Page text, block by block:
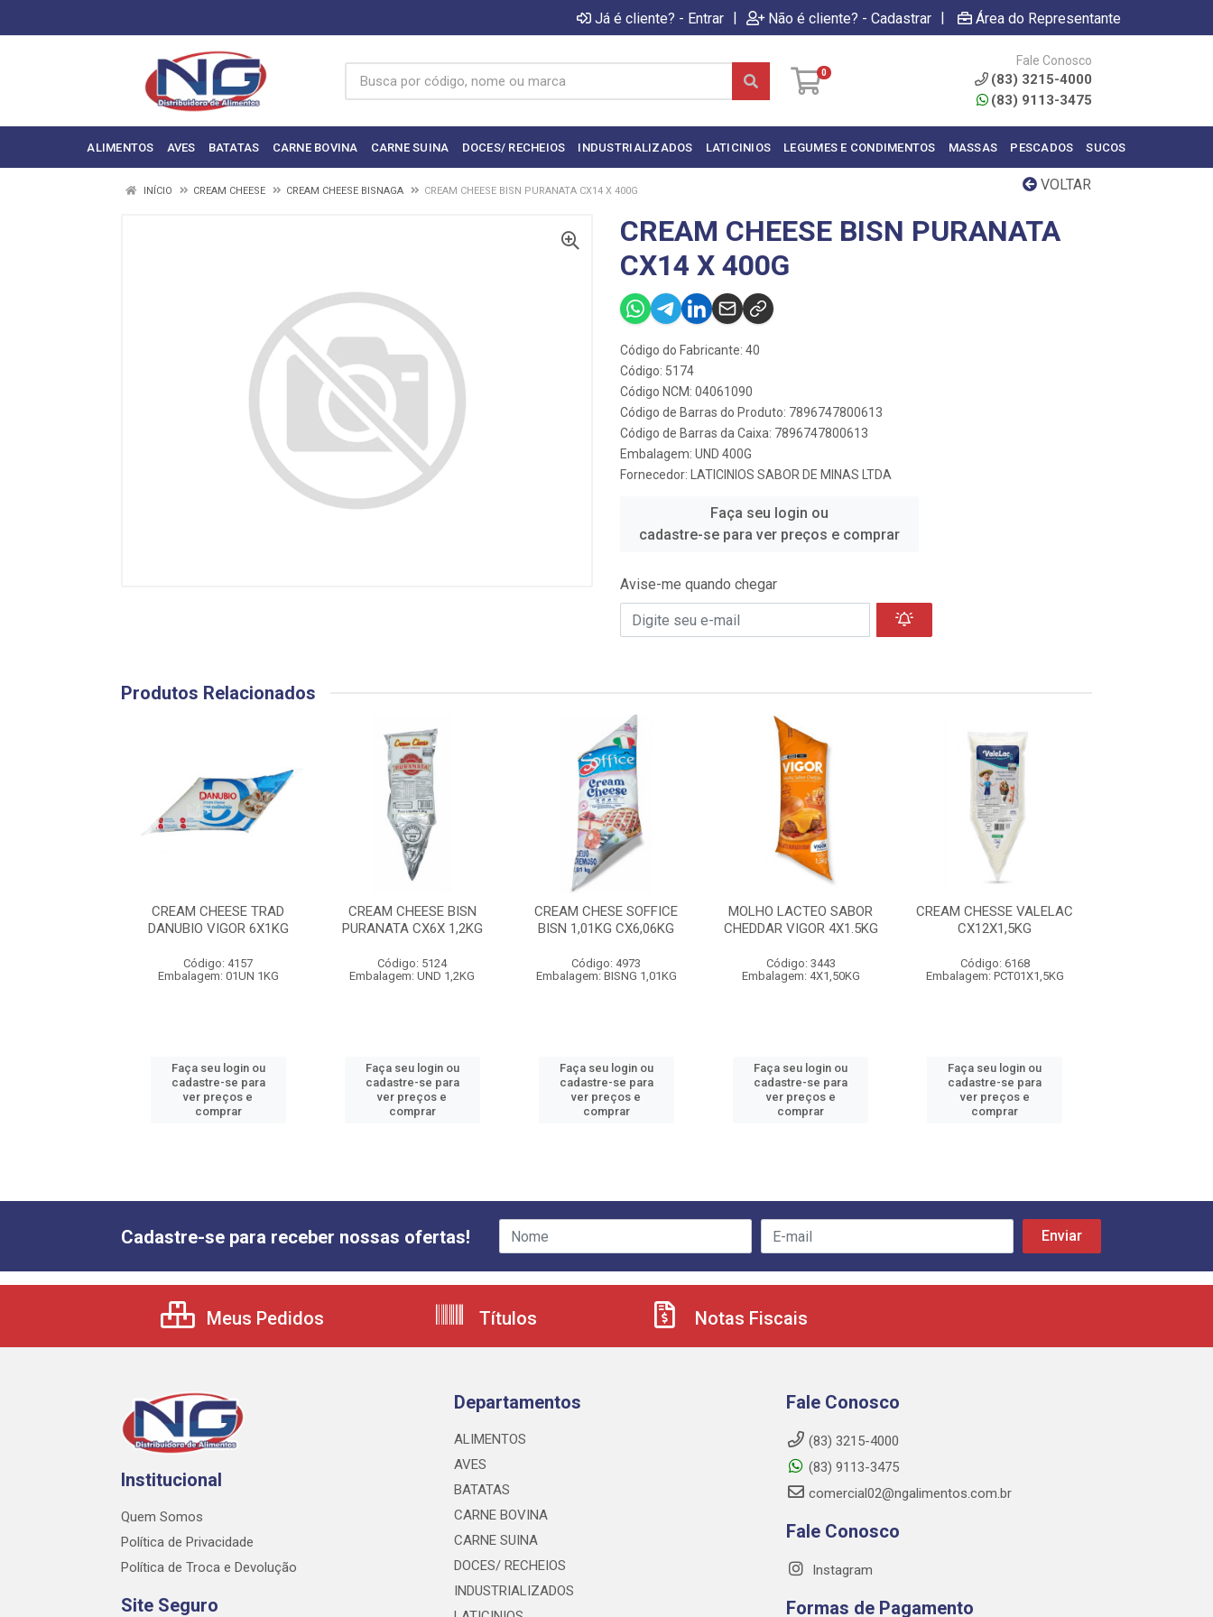
Já é cliente? - Entrar | Não é cliente? - Cadastrar | Área do Representante
0
Fale Conosco
(83) 3215-4000
(83) 9113-3475
ALIMENTOS AVES BATATAS CARNE BOVINA CARNE SUINA DOCES/ RECHEIOS INDUSTRIALIZADOS LATICINIOS LEGUMES E CONDIMENTOS MASSAS PESCADOS SUCOS
VOLTAR
INÍCIO CREAM CHEESE CREAM CHEESE BISNAGA CREAM CHEESE BISN PURANATA CX14 X 400G
CREAM CHEESE BISN PURANATA
CX14 X 400G
Código do Fabricante: 40
Código: 5174
Código NCM: 04061090
Código de Barras do Produto: 7896747800613
Código de Barras da Caixa: 7896747800613
Embalagem: UND 400G
Fornecedor:
LATICINIOS SABOR DE MINAS LTDA
Faça seu login ou
cadastre-se para ver preços e comprar
Avise-me quando chegar
Produtos Relacionados
CREAM CHEESE TRAD
DANUBIO VIGOR 6X1KG
Código: 4157
Embalagem: 01UN 1KG
Faça seu login ou
cadastre-se para
ver preços e
comprar
CREAM CHEESE BISN
PURANATA CX6X 1,2KG
Código: 5124
Embalagem: UND 1,2KG
Faça seu login ou
cadastre-se para
ver preços e
comprar
CREAM CHESE SOFFICE
BISN 1,01KG CX6,06KG
Código: 4973
Embalagem: BISNG 1,01KG
Faça seu login ou
cadastre-se para
ver preços e
comprar
MOLHO LACTEO SABOR
CHEDDAR VIGOR 4X1.5KG
Código: 3443
Embalagem: 4X1,50KG
Faça seu login ou
cadastre-se para
ver preços e
comprar
CREAM CHESSE VALELAC
CX12X1,5KG
Código: 6168
Embalagem: PCT01X1,5KG
Faça seu login ou
cadastre-se para
ver preços e
comprar
Cadastre-se para receber nossas ofertas!
Meus Pedidos Títulos Notas Fiscais
Institucional
Quem Somos
Política de Privacidade
Política de Troca e Devolução
Site Seguro
Departamentos
ALIMENTOS
AVES
BATATAS
CARNE BOVINA
CARNE SUINA
DOCES/ RECHEIOS
INDUSTRIALIZADOS
Fale Conosco
(83) 3215-4000
(83) 9113-3475
comercial02@ngalimentos.com.br
Fale Conosco
Instagram
Formas de Pagamento